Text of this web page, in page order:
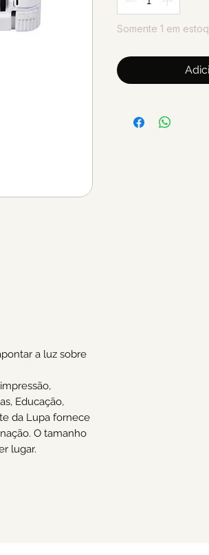
a luz sobre
Educação,
da Lupa fornece
O tamanho
lugar.
Somente 1 em